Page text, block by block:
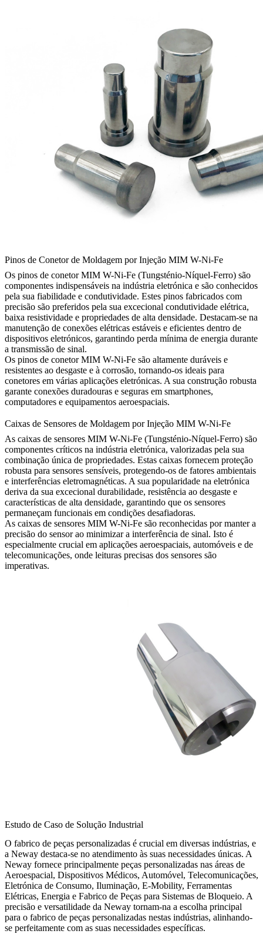
Pinos de Conetor de Moldagem por Injeção MIM W-Ni-Fe
Os pinos de conetor MIM W-Ni-Fe (Tungsténio-Níquel-Ferro) são
componentes indispensáveis na indústria eletrónica e são conhecidos
pela sua fiabilidade e condutividade. Estes pinos fabricados com
precisão são preferidos pela sua excecional condutividade elétrica,
baixa resistividade e propriedades de alta densidade. Destacam-se na
manutenção de conexões elétricas estáveis e eficientes dentro de
dispositivos eletrónicos, garantindo perda mínima de energia durante
a transmissão de sinal.
Os pinos de conetor MIM W-Ni-Fe são altamente duráveis e
resistentes ao desgaste e à corrosão, tornando-os ideais para
conetores em várias aplicações eletrónicas. A sua construção robusta
garante conexões duradouras e seguras em smartphones,
computadores e equipamentos aeroespaciais.
Caixas de Sensores de Moldagem por Injeção MIM W-Ni-Fe
As caixas de sensores MIM W-Ni-Fe (Tungsténio-Níquel-Ferro) são
componentes críticos na indústria eletrónica, valorizadas pela sua
combinação única de propriedades. Estas caixas fornecem proteção
robusta para sensores sensíveis, protegendo-os de fatores ambientais
e interferências eletromagnéticas. A sua popularidade na eletrónica
deriva da sua excecional durabilidade, resistência ao desgaste e
características de alta densidade, garantindo que os sensores
permaneçam funcionais em condições desafiadoras.
As caixas de sensores MIM W-Ni-Fe são reconhecidas por manter a
precisão do sensor ao minimizar a interferência de sinal. Isto é
especialmente crucial em aplicações aeroespaciais, automóveis e de
telecomunicações, onde leituras precisas dos sensores são
imperativas.
Estudo de Caso de Solução Industrial
O fabrico de peças personalizadas é crucial em diversas indústrias, e
a Neway destaca-se no atendimento às suas necessidades únicas. A
Neway fornece principalmente peças personalizadas nas áreas de
Aeroespacial, Dispositivos Médicos, Automóvel, Telecomunicações,
Eletrónica de Consumo, Iluminação, E-Mobility, Ferramentas
Elétricas, Energia e Fabrico de Peças para Sistemas de Bloqueio. A
precisão e versatilidade da Neway tornam-na a escolha principal
para o fabrico de peças personalizadas nestas indústrias, alinhando-
se perfeitamente com as suas necessidades específicas.